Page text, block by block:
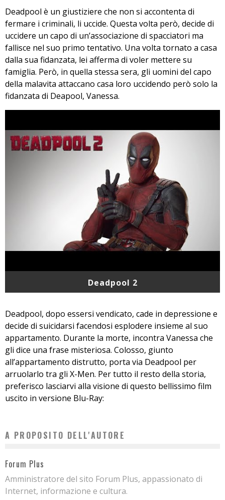
Deadpool è un giustiziere che non si accontenta di
fermare i criminali, li uccide. Questa volta però, decide di
uccidere un capo di un’associazione di spacciatori ma
fallisce nel suo primo tentativo. Una volta tornato a casa
dalla sua fidanzata, lei afferma di voler mettere su
famiglia. Però, in quella stessa sera, gli uomini del capo
della malavita attaccano casa loro uccidendo però solo la
fidanzata di Deapool, Vanessa.
Deadpool 2
Deadpool, dopo essersi vendicato, cade in depressione e
decide di suicidarsi facendosi esplodere insieme al suo
appartamento. Durante la morte, incontra Vanessa che
gli dice una frase misteriosa. Colosso, giunto
all’appartamento distrutto, porta via Deadpool per
arruolarlo tra gli X-Men. Per tutto il resto della storia,
preferisco lasciarvi alla visione di questo bellissimo film
uscito in versione Blu-Ray:
A PROPOSITO DELL'AUTORE
Forum Plus
Amministratore del sito Forum Plus, appassionato di
Internet, informazione e cultura.